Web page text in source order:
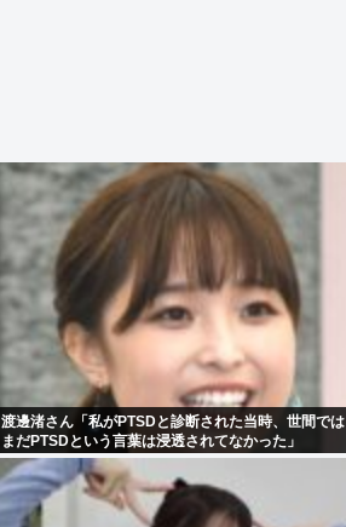
渡邊渚さん「私がPTSDと診断された当時、世間では
まだPTSDという言葉は浸透されてなかった」